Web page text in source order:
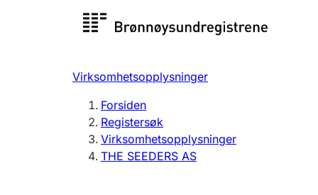
Registersøk
Registrere, endre, slette
Virksomhetsopplysninger
Forsiden
Registersøk
Virksomhetsopplysninger
THE SEEDERS AS